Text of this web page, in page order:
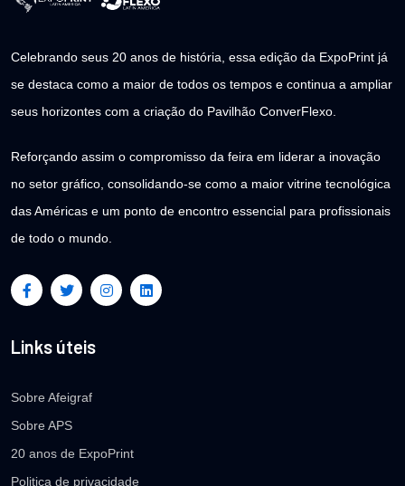
Celebrando seus 20 anos de história, essa edição da ExpoPrint já
se destaca como a maior de todos os tempos e continua a ampliar
seus horizontes com a criação do Pavilhão ConverFlexo.
Reforçando assim o compromisso da feira em liderar a inovação
no setor gráfico, consolidando-se como a maior vitrine tecnológica
das Américas e um ponto de encontro essencial para profissionais
de todo o mundo.
Links úteis
Sobre Afeigraf
Sobre APS
20 anos de ExpoPrint
Politica de privacidade